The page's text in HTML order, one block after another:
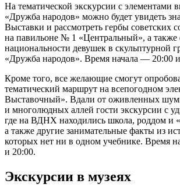
На тематической экскурсии с элементами
«Дружба народов» можно будет увидеть
Выставки и рассмотреть гербы советских
на павильоне № 1 «Центральный», а также
национальности девушек в скульптурной
«Дружба народов». Время начала — 20:00
Кроме того, все желающие смогут
тематический маршрут на всепогодном
Выставочный». Вдали от оживленных
и многолюдных аллей гости экскурсии с
где на ВДНХ находились школа, роддом и
а также другие занимательные факты из
которых нет ни в одном учебнике. Время
и 20:00.
Экскурсии в музеях